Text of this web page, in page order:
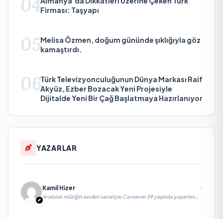
04Firması: Taşyapı
05Melisa Özmen, doğum gününde şıklığıyla göz
kamaştırdı.
06Türk Televizyonculuğunun Dünya Markası Raif
Akyüz, Ezber Bozacak Yeni Projesiyle
Dijitalde Yeni Bir Çağ Başlatmaya Hazırlanıyor
YAZARLAR
Kamil Hizer
Arabesk müziğin sevilen sanatçısı Cansever 59 yaşında yaşamını